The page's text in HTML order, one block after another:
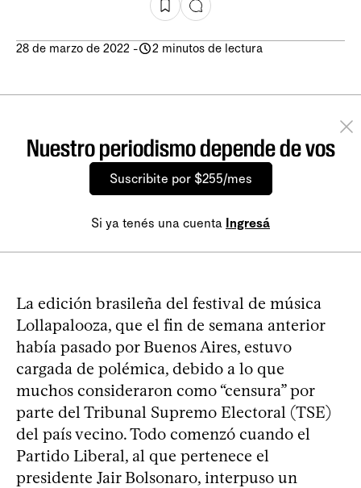
28 de marzo de 2022 - 2 minutos de lectura
Nuestro periodismo depende de vos
Suscribite por $255/mes
Si ya tenés una cuenta Ingresá
La edición brasileña del festival de música
Lollapalooza, que el fin de semana anterior
había pasado por Buenos Aires, estuvo
cargada de polémica, debido a lo que
muchos consideraron como “censura” por
parte del Tribunal Supremo Electoral (TSE)
del país vecino. Todo comenzó cuando el
Partido Liberal, al que pertenece el
presidente Jair Bolsonaro, interpuso un